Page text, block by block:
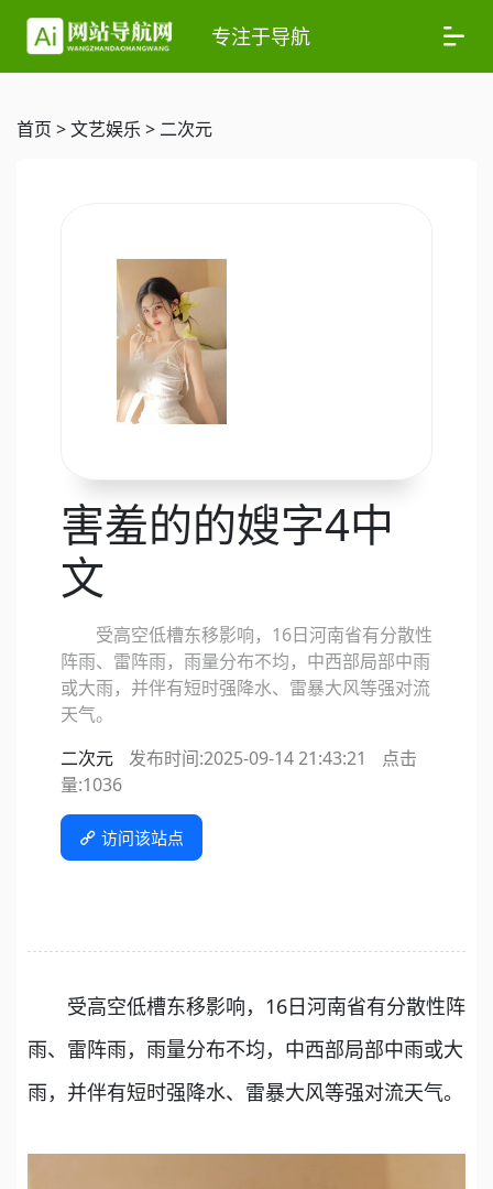
专注于导航
首页 >文艺娱乐 > 二次元
害羞的的嫂字4中
文
受高空低槽东移影响，16日河南省有分散性
阵雨、雷阵雨，雨量分布不均，中西部局部中雨
或大雨，并伴有短时强降水、雷暴大风等强对流
天气。
二次元
发布时间:2025-09-14 21:43:21
点击
量:1036
访问该站点
受高空低槽东移影响，16日河南省有分散性阵
雨、雷阵雨，雨量分布不均，中西部局部中雨或大
雨，并伴有短时强降水、雷暴大风等强对流天气。